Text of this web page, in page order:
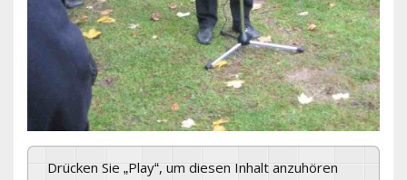
Drücken Sie „Play“, um diesen Inhalt anzuhören